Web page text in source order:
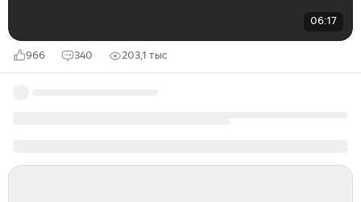
06:17
966 340 203,1 тыс